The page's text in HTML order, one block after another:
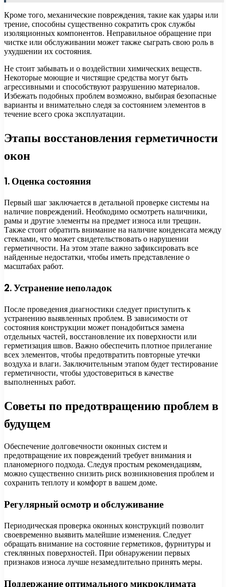
Кроме того, механические повреждения, такие как удары или
трение, способны существенно сократить срок службы
изоляционных компонентов. Неправильное обращение при
чистке или обслуживании может также сыграть свою роль в
ухудшении их состояния.
Не стоит забывать и о воздействии химических веществ.
Некоторые моющие и чистящие средства могут быть
агрессивными и способствуют разрушению материалов.
Избежать подобных проблем возможно, выбирая безопасные
варианты и внимательно следя за состоянием элементов в
течение всего срока эксплуатации.
Этапы восстановления герметичности
окон
1. Оценка состояния
Первый шаг заключается в детальной проверке системы на
наличие повреждений. Необходимо осмотреть наличники,
рамы и другие элементы на предмет износа или трещин.
Также стоит обратить внимание на наличие конденсата между
стеклами, что может свидетельствовать о нарушении
герметичности. На этом этапе важно зафиксировать все
найденные недостатки, чтобы иметь представление о
масштабах работ.
2. Устранение неполадок
После проведения диагностики следует приступить к
устранению выявленных проблем. В зависимости от
состояния конструкции может понадобиться замена
отдельных частей, восстановление их поверхности или
герметизация швов. Важно обеспечить плотное прилегание
всех элементов, чтобы предотвратить повторные утечки
воздуха и влаги. Заключительным этапом будет тестирование
герметичности, чтобы удостовериться в качестве
выполненных работ.
Советы по предотвращению проблем в
будущем
Обеспечение долговечности оконных систем и
предотвращение их повреждений требует внимания и
планомерного подхода. Следуя простым рекомендациям,
можно существенно снизить риск возникновения проблем и
сохранить теплоту и комфорт в вашем доме.
Регулярный осмотр и обслуживание
Периодическая проверка оконных конструкций позволит
своевременно выявить малейшие изменения. Следует
обращать внимание на состояние герметиков, фурнитуры и
стеклянных поверхностей. При обнаружении первых
признаков износа лучше незамедлительно принять меры.
Поддержание оптимального микроклимата